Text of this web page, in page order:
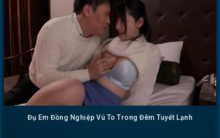
Đụ Em Đồng Nghiệp Vú To Trong Đêm Tuyết Lạnh